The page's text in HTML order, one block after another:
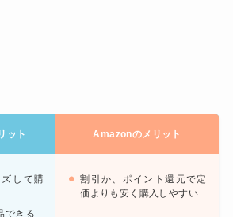
ット Amazonのメリット
して購
できる
割引か、ポイント還元で定
価よりも安く購入しやすい